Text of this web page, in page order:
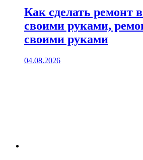
Как сделать ремонт
своими руками,
своими руками
04.08.2026